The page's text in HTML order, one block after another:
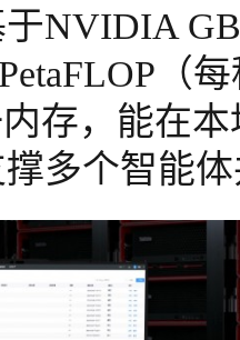
NVIDIA
（
存，能在
多个智能